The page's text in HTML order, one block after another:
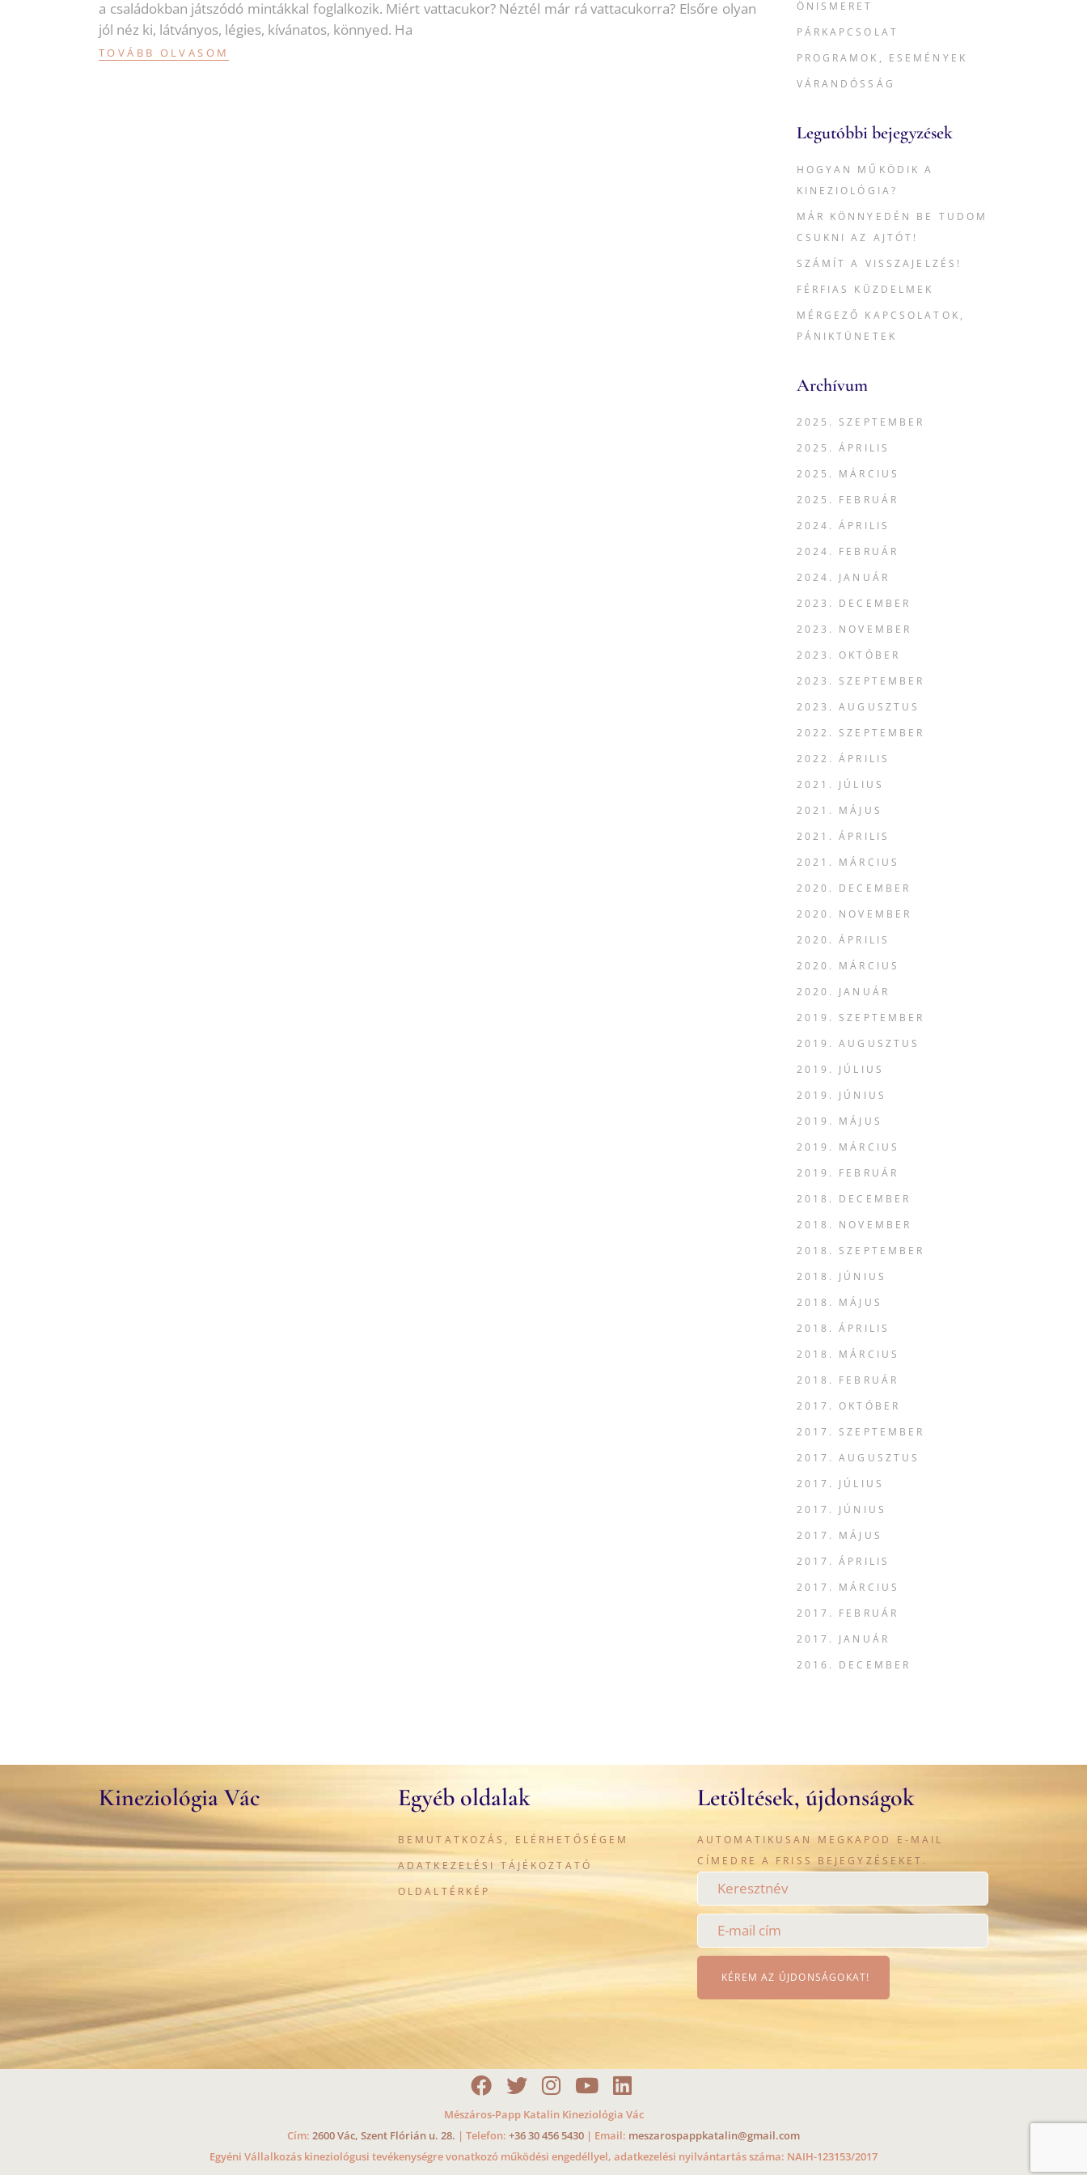
a családokban játszódó mintákkal foglalkozik. Miért vattacukor? Néztél már rá vattacukorra? Elsőre olyan
jól néz ki, látványos, légies, kívánatos, könnyed. Ha
TOVÁBB OLVASOM
ÖNISMERET
PÁRKAPCSOLAT
PROGRAMOK, ESEMÉNYEK
VÁRANDÓSSÁG
Legutóbbi bejegyzések
HOGYAN MŰKÖDIK A
KINEZIOLÓGIA?
MÁR KÖNNYEDÉN BE TUDOM
CSUKNI AZ AJTÓT!
SZÁMÍT A VISSZAJELZÉS!
FÉRFIAS KÜZDELMEK
MÉRGEZŐ KAPCSOLATOK,
PÁNIKTÜNETEK
Archívum
2025. SZEPTEMBER
2025. ÁPRILIS
2025. MÁRCIUS
2025. FEBRUÁR
2024. ÁPRILIS
2024. FEBRUÁR
2024. JANUÁR
2023. DECEMBER
2023. NOVEMBER
2023. OKTÓBER
2023. SZEPTEMBER
2023. AUGUSZTUS
2022. SZEPTEMBER
2022. ÁPRILIS
2021. JÚLIUS
2021. MÁJUS
2021. ÁPRILIS
2021. MÁRCIUS
2020. DECEMBER
2020. NOVEMBER
2020. ÁPRILIS
2020. MÁRCIUS
2020. JANUÁR
2019. SZEPTEMBER
2019. AUGUSZTUS
2019. JÚLIUS
2019. JÚNIUS
2019. MÁJUS
2019. MÁRCIUS
2019. FEBRUÁR
2018. DECEMBER
2018. NOVEMBER
2018. SZEPTEMBER
2018. JÚNIUS
2018. MÁJUS
2018. ÁPRILIS
2018. MÁRCIUS
2018. FEBRUÁR
2017. OKTÓBER
2017. SZEPTEMBER
2017. AUGUSZTUS
2017. JÚLIUS
2017. JÚNIUS
2017. MÁJUS
2017. ÁPRILIS
2017. MÁRCIUS
2017. FEBRUÁR
2017. JANUÁR
2016. DECEMBER
Kineziológia Vác Egyéb oldalak
BEMUTATKOZÁS, ELÉRHETŐSÉGEM
ADATKEZELÉSI TÁJÉKOZTATÓ
OLDALTÉRKÉP
Letöltések, újdonságok
AUTOMATIKUSAN MEGKAPOD E-MAIL
CÍMEDRE A FRISS BEJEGYZÉSEKET.
Mészáros-Papp Katalin Kineziológia Vác
Cím: 2600 Vác, Szent Flórián u. 28. | Telefon: +36 30 456 5430 | Email: meszarospappkatalin@gmail.com
Egyéni Vállalkozás kineziológusi tevékenységre vonatkozó működési engedéllyel, adatkezelési nyilvántartás száma: NAIH-123153/2017